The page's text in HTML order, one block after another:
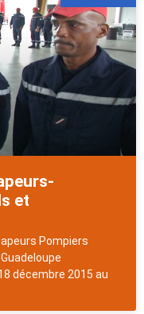
et
Pompiers
décembre 2015 au